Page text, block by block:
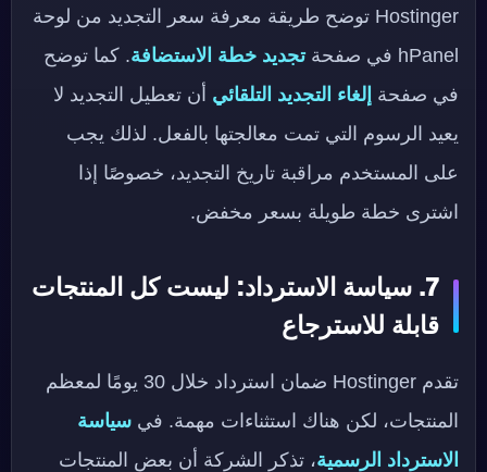
Hostinger توضح طريقة معرفة سعر التجديد من لوحة
hPanel في صفحة
تجديد خطة الاستضافة. كما توضح
في صفحة إلغاء التجديد التلقائي أن تعطيل التجديد لا
يعيد الرسوم التي تمت معالجتها بالفعل. لذلك يجب
على المستخدم مراقبة تاريخ التجديد، خصوصًا إذا
اشترى خطة طويلة بسعر مخفض.
7. سياسة الاسترداد: ليست كل المنتجات
قابلة للاسترجاع
تقدم Hostinger ضمان استرداد خلال 30 يومًا لمعظم
المنتجات، لكن هناك استثناءات مهمة. في سياسة
الاسترداد الرسمية، تذكر الشركة أن بعض المنتجات